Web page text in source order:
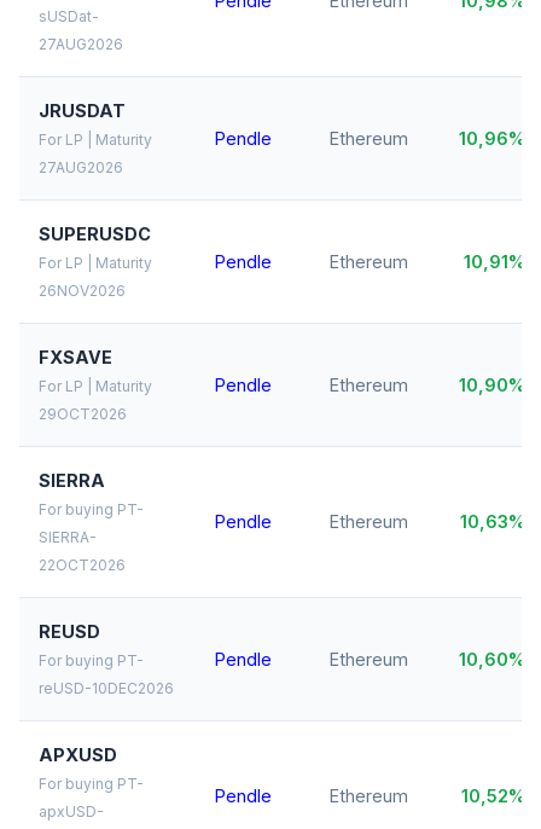
sUSDat-
27AUG2026
JRUSDAT
For LP | Maturity
27AUG2026
Pendle Ethereum 10,96%
SUPERUSDC
For LP | Maturity
26NOV2026
Pendle Ethereum 10,91%
FXSAVE
For LP | Maturity
29OCT2026
Pendle Ethereum 10,90%
SIERRA
For buying PT-
SIERRA-
22OCT2026
Pendle Ethereum 10,63%
REUSD
For buying PT-
reUSD-10DEC2026
Pendle Ethereum 10,60%
APXUSD
For buying PT-
apxUSD-
Pendle Ethereum 10,52%